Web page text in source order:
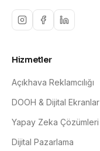
Hizmetler
Açıkhava Reklamcılığı
DOOH & Dijital Ekranlar
Yapay Zeka Çözümleri
Dijital Pazarlama